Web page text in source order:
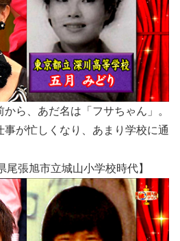
ら、あだ名は「フサちゃん」。
事が忙しくなり、あまり学校に通
張旭市立城山小学校時代】